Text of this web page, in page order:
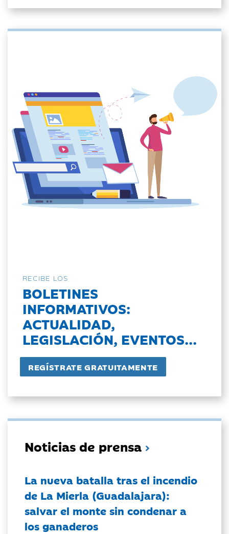
RECIBE LOS
BOLETINES
INFORMATIVOS:
ACTUALIDAD,
LEGISLACIÓN, EVENTOS...
Noticias de prensa
La nueva batalla tras el incendio
de La Mierla (Guadalajara):
salvar el monte sin condenar a
los ganaderos